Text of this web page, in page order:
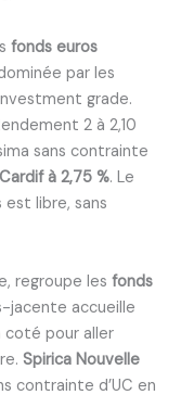
fonds euros
par les
grade.
2 à 2,10
sans contrainte
à 2,75 %. Le
libre, sans
regroupe lesfonds
jacente accueille
coté pour aller
Spirica Nouvelle
contrainte d’UC en